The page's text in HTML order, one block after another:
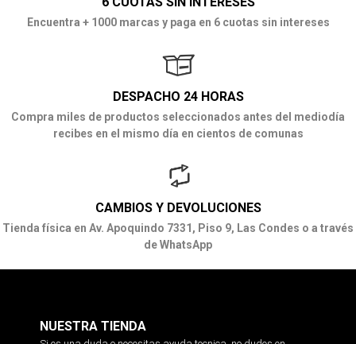
Encuentra + 1000 marcas y paga en 6 cuotas sin intereses
DESPACHO 24 HORAS
Compra miles de productos seleccionados antes del mediodía
recibes en el mismo día en cientos de comunas
CAMBIOS Y DEVOLUCIONES
Tienda física en Av. Apoquindo 7331, Piso 9, Las Condes o a través
de WhatsApp
NUESTRA TIENDA